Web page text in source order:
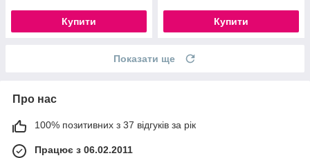
Купити Купити
Показати ще
Про нас
100% позитивних з 37 відгуків за рік
Працює з 06.02.2011